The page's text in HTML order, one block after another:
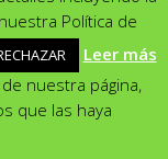
prácticas
y sociales.
valora
como la
de poder
mediante el
Política de
Leer más
nuestra página,
que las haya
en
o cambiarlas